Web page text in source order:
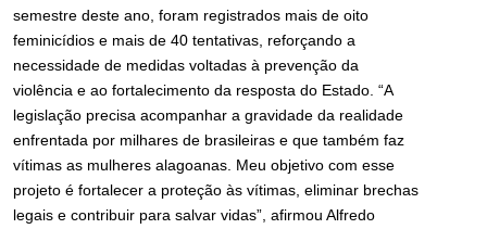
semestre deste ano, foram registrados mais de oito
feminicídios e mais de 40 tentativas, reforçando a
necessidade de medidas voltadas à prevenção da
violência e ao fortalecimento da resposta do Estado. “A
legislação precisa acompanhar a gravidade da realidade
enfrentada por milhares de brasileiras e que também faz
vítimas as mulheres alagoanas. Meu objetivo com esse
projeto é fortalecer a proteção às vítimas, eliminar brechas
legais e contribuir para salvar vidas”, afirmou Alfredo